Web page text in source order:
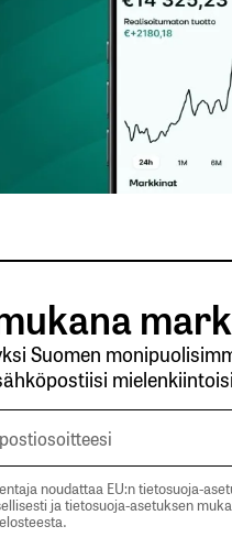
Suomen
noudattaa EU:n tietosuoja-
ja tietosuoja-asetuksen